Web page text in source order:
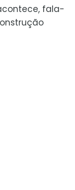
fala-